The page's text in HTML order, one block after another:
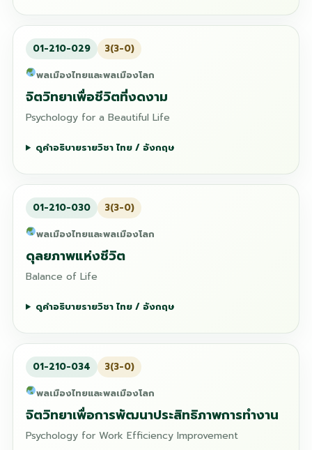
01-210-029
3(3-0)
พลเมืองไทยและพลเมืองโลก
จิตวิทยาเพื่อชีวิตที่งดงาม
Psychology for a Beautiful Life
ดูคำอธิบายรายวิชา ไทย / อังกฤษ
01-210-030
3(3-0)
พลเมืองไทยและพลเมืองโลก
ดุลยภาพแห่งชีวิต
Balance of Life
ดูคำอธิบายรายวิชา ไทย / อังกฤษ
01-210-034
3(3-0)
พลเมืองไทยและพลเมืองโลก
จิตวิทยาเพื่อการพัฒนาประสิทธิภาพการทำงาน
Psychology for Work Efficiency Improvement